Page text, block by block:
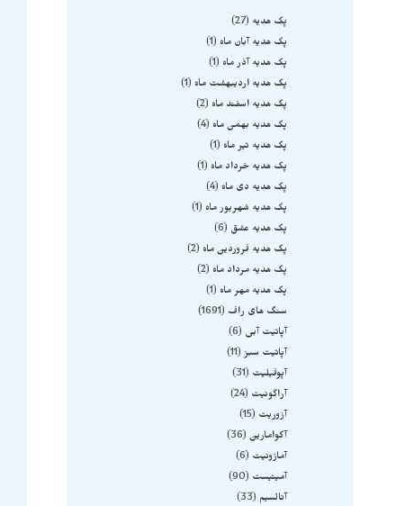
پک هدیه
27
پک هدیه آبان ماه
1
پک هدیه آذر ماه
1
پک هدیه اردیبهشت ماه
1
پک هدیه اسفند ماه
2
پک هدیه بهمن ماه
4
پک هدیه تیر ماه
1
پک هدیه خرداد ماه
1
پک هدیه دی ماه
4
پک هدیه شهریور ماه
1
پک هدیه عشق
6
پک هدیه فروردین ماه
2
پک هدیه مرداد ماه
2
پک هدیه مهر ماه
1
سنگ های راف
1691
آپاتیت آبی
6
آپاتیت سبز 11
آپوفیلیت
31
آراگونیت
24
آزوریت
15
آکوامارین 36
آمازونیت
6
آمیتیست
90
آنالسیم
33